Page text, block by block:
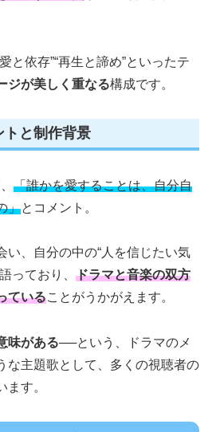
と依存”“再生と諦め”といったテ
ジが美しく重なる構成です。
と制作背景
「誰かを愛することは、自分自
」とコメント。
い、自分の中の“人を信じたい気
っており、 ドラマと音楽の双方
ていることがうかがえます。
味がある──という、ドラマのメ
な主題歌として、多くの視聴者の
す。